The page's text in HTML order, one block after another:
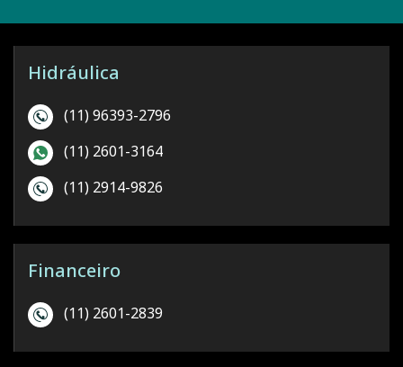
Hidráulica
(11) 96393-2796
(11) 2601-3164
(11) 2914-9826
Financeiro
(11) 2601-2839